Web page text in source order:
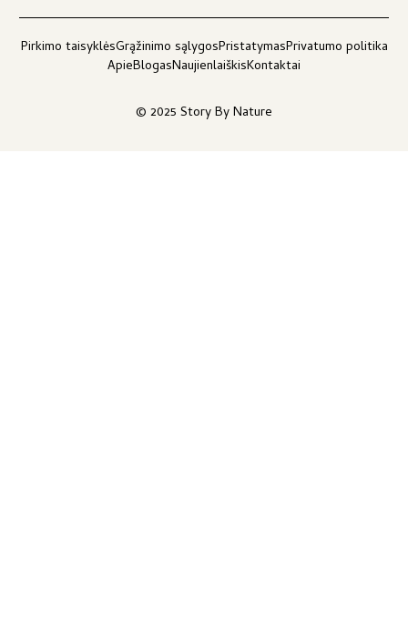
© 2025 Story By Nature
Pirkimo taisyklėsGrąžinimo sąlygosPristatymasPrivatumo politika
ApieBlogasNaujienlaiškisKontaktai